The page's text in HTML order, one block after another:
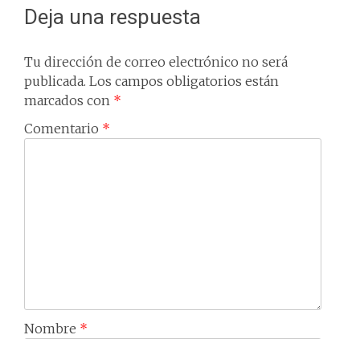
Deja una respuesta
Tu dirección de correo electrónico no será
publicada. Los campos obligatorios están
marcados con *
Comentario *
Nombre *